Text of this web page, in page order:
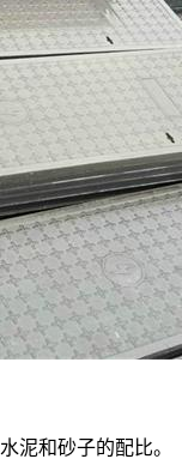
泥和砂子的配比。